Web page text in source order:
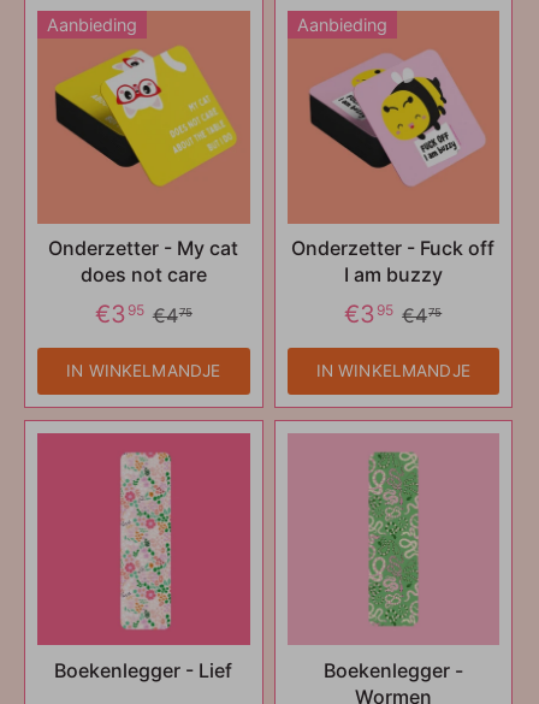
Aanbieding
Onderzetter - My cat
does not care
€3 95 €475
IN WINKELMANDJE
Aanbieding
Onderzetter - Fuck off
I am buzzy
€3 95 €475
IN WINKELMANDJE
Boekenlegger - Lief
Boekenlegger -
Wormen